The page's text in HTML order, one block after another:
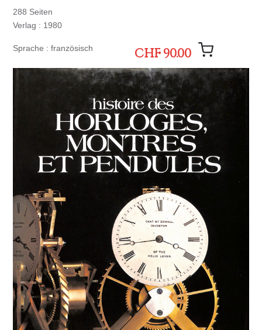
288 Seiten
Verlag : 1980
Sprache : französisch CHF 90.00